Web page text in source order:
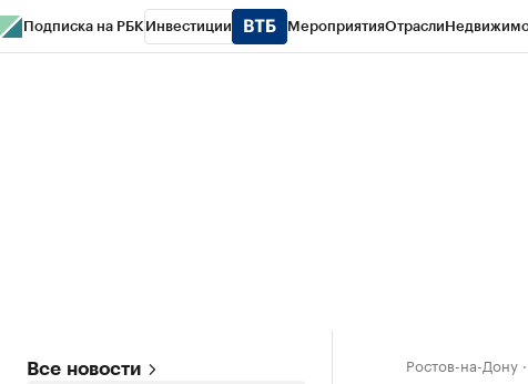
Подписка на РБК Инвестиции МероприятияОтрасли
Все новости Ростов-на-Дону